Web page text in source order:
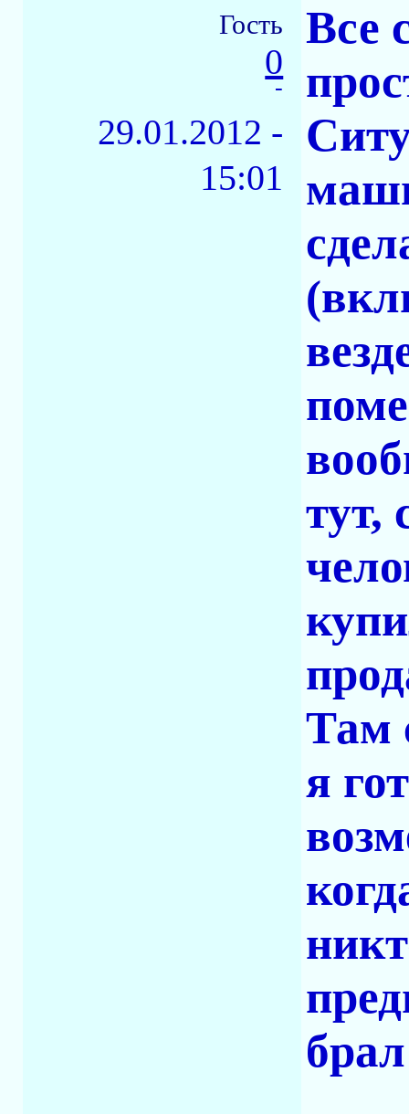
Гость
0
-
29.01.2012 -
15:01
Все
тут,
Там
я